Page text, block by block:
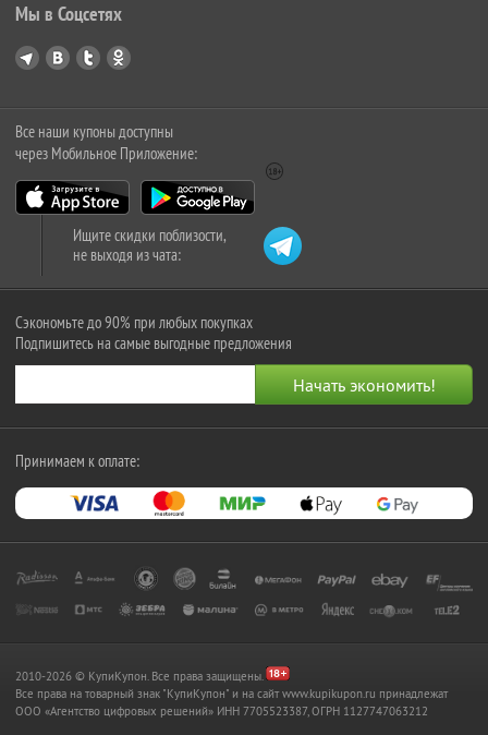
Мы в Соцсетях
Все наши купоны доступны
через Мобильное Приложение:
Ищите скидки поблизости,
не выходя из чата:
Сэкономьте до 90% при любых покупках
Подпишитесь на самые выгодные предложения
Принимаем к оплате:
2010-2026 © КупиКупон. Все права защищены.
Все права на товарный знак "КупиКупон" и на сайт www.kupikupon.ru принадлежат
OOO «Агентство цифровых решений» ИНН 7705523387, ОГРН 1127747063212